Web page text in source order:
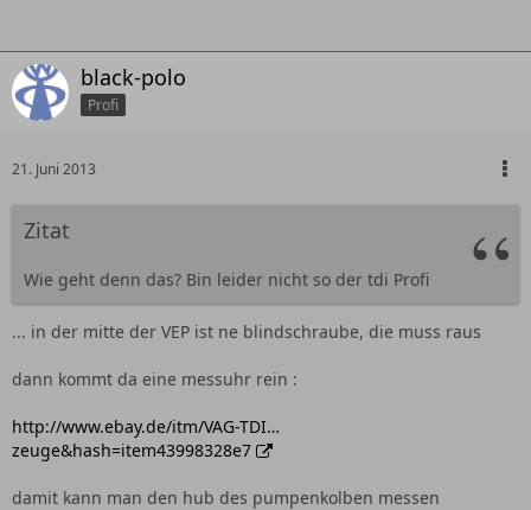
black-polo
Profi
21. Juni 2013
Zitat
Wie geht denn das? Bin leider nicht so der tdi Profi
... in der mitte der VEP ist ne blindschraube, die muss raus
dann kommt da eine messuhr rein :
http://www.ebay.de/itm/VAG-TDI…
zeuge&hash=item43998328e7
damit kann man den hub des pumpenkolben messen